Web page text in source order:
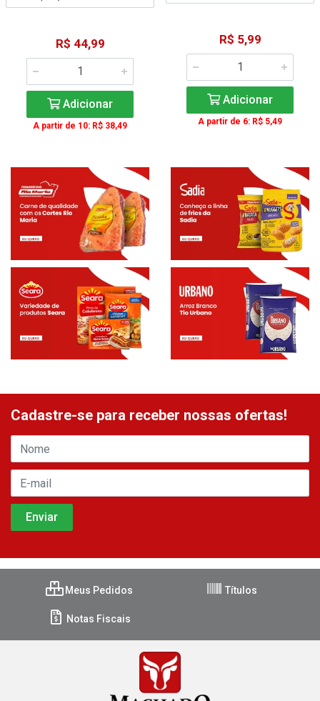
R$ 44,99
Adicionar
A partir de 10: R$ 38,49
R$ 5,99
Adicionar
A partir de 6: R$ 5,49
Cadastre-se para receber nossas ofertas!
Meus Pedidos Títulos
Notas Fiscais